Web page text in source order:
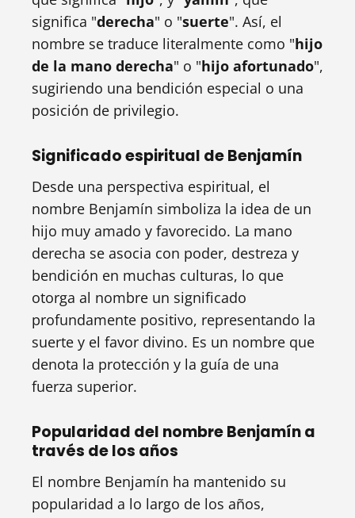
significa "derecha" o "suerte". Así, el
nombre se traduce literalmente como "hijo
de la mano derecha" o "hijo afortunado",
sugiriendo una bendición especial o una
posición de privilegio.
Significado espiritual de Benjamín
Desde una perspectiva espiritual, el
nombre Benjamín simboliza la idea de un
hijo muy amado y favorecido. La mano
derecha se asocia con poder, destreza y
bendición en muchas culturas, lo que
otorga al nombre un significado
profundamente positivo, representando la
suerte y el favor divino. Es un nombre que
denota la protección y la guía de una
fuerza superior.
Popularidad del nombre Benjamín a
través de los años
El nombre Benjamín ha mantenido su
popularidad a lo largo de los años,